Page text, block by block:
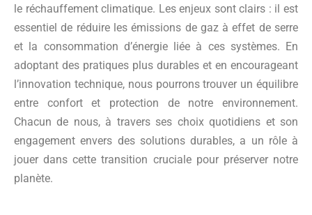
le réchauffement climatique. Les enjeux sont clairs : il est
essentiel de réduire les émissions de gaz à effet de serre
et la consommation d’énergie liée à ces systèmes. En
adoptant des pratiques plus durables et en encourageant
l’innovation technique, nous pourrons trouver un équilibre
entre confort et protection de notre environnement.
Chacun de nous, à travers ses choix quotidiens et son
engagement envers des solutions durables, a un rôle à
jouer dans cette transition cruciale pour préserver notre
planète.